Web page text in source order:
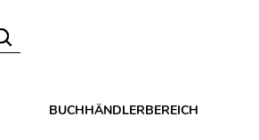
BUCHHÄNDLERBEREICH